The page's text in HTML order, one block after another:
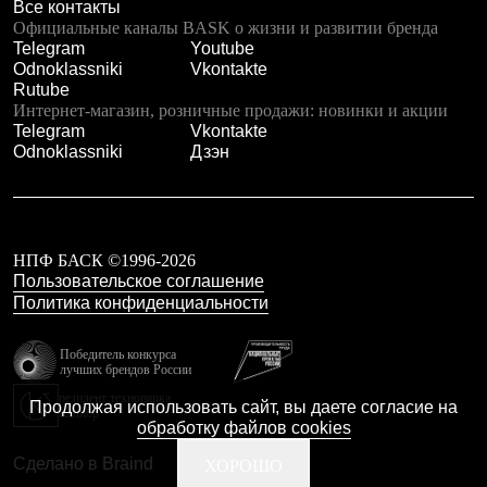
Где купить
Все контакты
Официальные каналы BASK о жизни и развитии бренда
Telegram
Youtube
Odnoklassniki
Vkontakte
Rutube
Интернет-магазин, розничные продажи: новинки и акции
Telegram
Vkontakte
Odnoklassniki
Дзэн
НПФ БАСК ©1996-2026
Пользовательское соглашение
Политика конфиденциальности
Победитель конкурса
лучших брендов России
Калибр
Сделано в Braind
Продолжая использовать сайт, вы даете согласие на
обработку файлов cookies